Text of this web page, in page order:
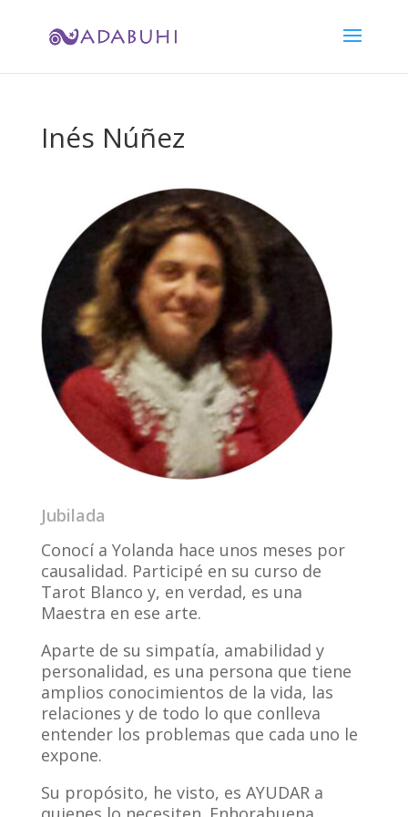
Inés Núñez
Jubilada
Conocí a Yolanda hace unos meses por
causalidad. Participé en su curso de
Tarot Blanco y, en verdad, es una
Maestra en ese arte.
Aparte de su simpatía, amabilidad y
personalidad, es una persona que tiene
amplios conocimientos de la vida, las
relaciones y de todo lo que conlleva
entender los problemas que cada uno le
expone.
Su propósito, he visto, es AYUDAR a